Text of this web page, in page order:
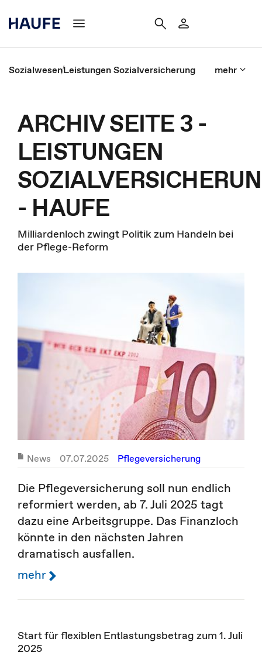
SozialwesenLeistungen Sozialversicherung mehr
ARCHIV SEITE 3 -
LEISTUNGEN
- HAUFE
Milliardenloch zwingt Politik zum Handeln bei
der Pflege-Reform
News 07.07.2025 Pflegeversicherung
Die Pflegeversicherung soll nun endlich
reformiert werden, ab 7. Juli 2025 tagt
dazu eine Arbeitsgruppe. Das Finanzloch
könnte in den nächsten Jahren
dramatisch ausfallen.
mehr
Start für flexiblen Entlastungsbetrag zum 1. Juli
2025